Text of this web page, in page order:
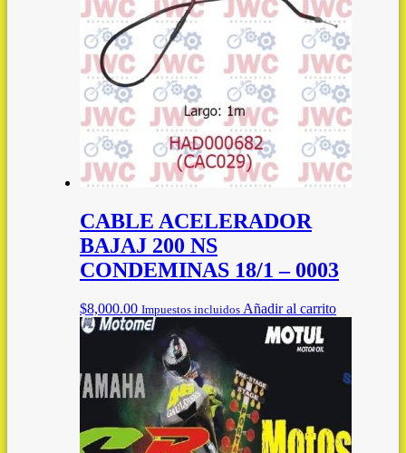
CABLE ACELERADOR
BAJAJ 200 NS
CONDEMINAS 18/1 – 0003
$8,000.00 Impuestos incluidos Añadir al carrito